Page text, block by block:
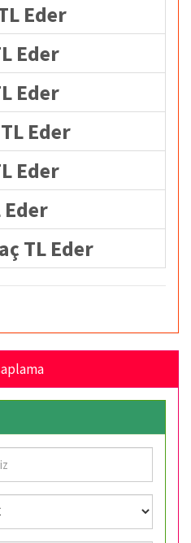
Eder
Eder
Eder
Eder
Eder
Eder
TL Eder